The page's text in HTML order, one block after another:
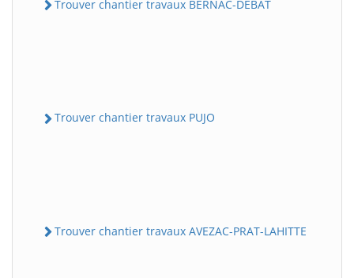
Trouver chantier travaux BERNAC-DEBAT
Trouver chantier travaux PUJO
Trouver chantier travaux AVEZAC-PRAT-LAHITTE